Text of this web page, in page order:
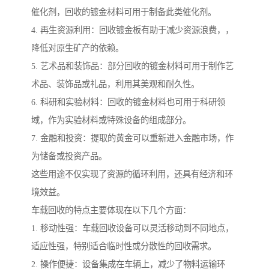
催化剂，回收的镀金材料可用于制备此类催化剂。
4. 再生资源利用：回收镀金板有助于减少资源浪费，，
降低对原生矿产的依赖。
5. 艺术品和装饰品：部分回收的镀金材料可用于制作艺
术品、装饰品或礼品，利用其美观和耐久性。
6. 科研和实验材料：回收的镀金材料也可用于科研领
域，作为实验材料或特殊设备的组成部分。
7. 金融和投资：提取的黄金可以重新进入金融市场，作
为储备或投资产品。
这些用途不仅实现了资源的循环利用，还具有经济和环
境效益。
车载回收的特点主要体现在以下几个方面：
1. 移动性强：车载回收设备可以灵活移动到不同地点，
适应性强，特别适合临时性或分散性的回收需求。
2. 操作便捷：设备集成在车辆上，减少了物料运输环